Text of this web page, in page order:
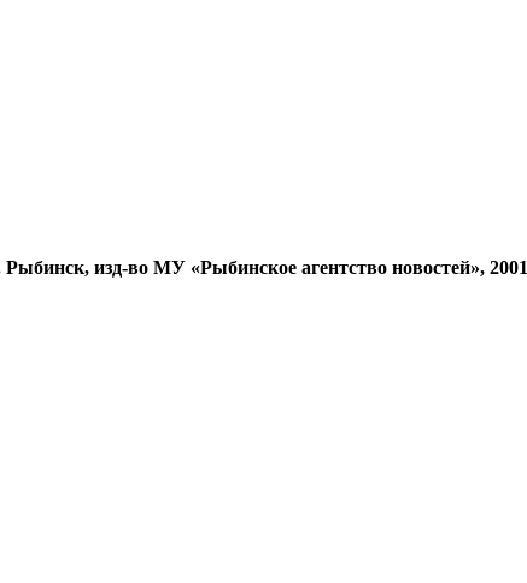
изд-во МУ «Рыбинское агентство новостей», 2001